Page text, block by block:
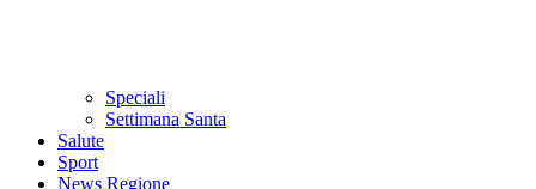
Speciali
Settimana Santa
Salute
Sport
News Regione